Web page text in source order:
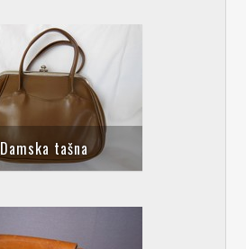
Damska tašna